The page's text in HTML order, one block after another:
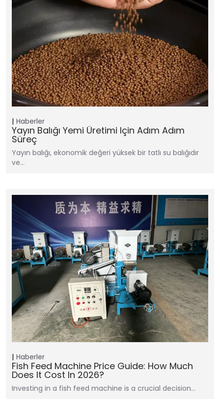
Haberler
Yayın Balığı Yemi Üretimi Için Adım Adım
Süreç
Yayın balığı, ekonomik değeri yüksek bir tatlı su balığıdır
ve…
Haberler
Fish Feed Machine Price Guide: How Much
Does It Cost In 2026?
Investing in a fish feed machine is a crucial decision…